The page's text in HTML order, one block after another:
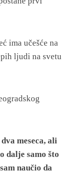
ima učešće na
ljudi na svetu
meseca, ali
dalje samo što
naučio da